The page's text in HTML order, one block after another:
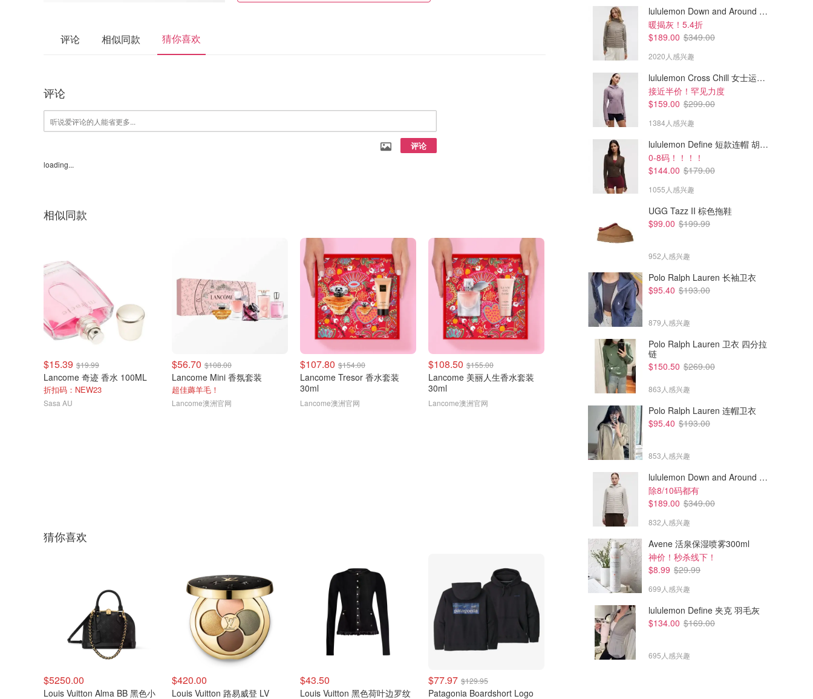
评论 相似同款 猜你喜欢
评论
评论
loading...
相似同款
$15.39 $19.99
Lancome 奇迹 香水 100ML
折扣码：NEW23
Sasa AU
$56.70 $108.00
Lancome Mini 香氛套装
超佳薅羊毛！
Lancome澳洲官网
$107.80 $154.00
Lancome Tresor 香水套装
30ml
Lancome澳洲官网
$108.50 $155.00
Lancome 美丽人生香水套装
30ml
Lancome澳洲官网
$330.00
Lancome La Vie Est Belle
L'Elixir 香水套装 100ml
$199.50
100ml
猜你喜欢
$5250.00
Louis Vuitton Alma BB 黑色小
$420.00
Louis Vuitton 路易威登 LV
$43.50
Louis Vuitton 黑色荷叶边罗纹
$77.97 $129.95
Patagonia Boardshort Logo
lululemon Down and Around 羽绒夹克
暖揭灰！5.4折
$189.00 $349.00
2020人感兴趣
lululemon Cross Chill 女士运动外套
接近半价！罕见力度
$159.00 $299.00
1384人感兴趣
lululemon Define 短款连帽 胡桃棕
0-8码！！！！
$144.00 $179.00
1055人感兴趣
UGG Tazz II 棕色拖鞋
$99.00 $199.99
952人感兴趣
Polo Ralph Lauren 长袖卫衣
$95.40 $193.00
879人感兴趣
Polo Ralph Lauren 卫衣 四分拉
链
$150.50 $269.00
863人感兴趣
Polo Ralph Lauren 连帽卫衣
$95.40 $193.00
853人感兴趣
lululemon Down and Around 羽绒夹克
除8/10码都有
$189.00 $349.00
832人感兴趣
Avene 活泉保湿喷雾300ml
神价！秒杀线下！
$8.99 $29.99
699人感兴趣
lululemon Define 夹克 羽毛灰
$134.00 $169.00
695人感兴趣